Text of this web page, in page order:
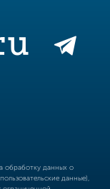
обработку данных о
данные),